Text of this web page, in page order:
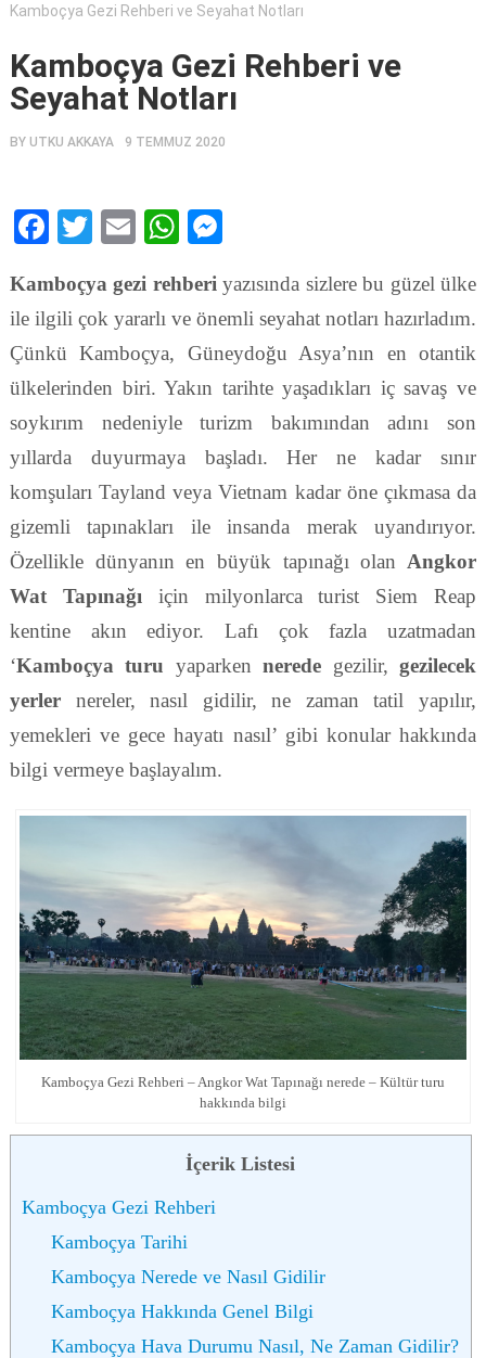
Kamboçya Gezi Rehberi ve Seyahat Notları
Kamboçya Gezi Rehberi ve
Seyahat Notları
BY UTKU AKKAYA 9 TEMMUZ 2020
Facebook
TwitterEmailWhatsApp
Kamboçya gezi rehberi yazısında sizlere bu güzel ülke
ile ilgili çok yararlı ve önemli seyahat notları hazırladım.
Çünkü Kamboçya, Güneydoğu Asya’nın en otantik
ülkelerinden biri. Yakın tarihte yaşadıkları iç savaş ve
soykırım nedeniyle turizm bakımından adını son
yıllarda duyurmaya başladı. Her ne kadar sınır
komşuları Tayland veya Vietnam kadar öne çıkmasa da
gizemli tapınakları ile insanda merak uyandırıyor.
Özellikle dünyanın en büyük tapınağı olan Angkor
Wat Tapınağı için milyonlarca turist Siem Reap
kentine akın ediyor. Lafı çok fazla uzatmadan
‘Kamboçya turu yaparkennerede gezilir,gezilecek
yerlernereler, nasıl gidilir, ne zaman tatil yapılır,
yemekleri ve gece hayatı nasıl’ gibi konular hakkında
bilgi vermeye başlayalım.
Kamboçya Gezi Rehberi – Angkor Wat Tapınağı nerede – Kültür turu
hakkında bilgi
İçerik Listesi
Kamboçya Gezi Rehberi
Kamboçya Tarihi
Kamboçya Nerede ve Nasıl Gidilir
Kamboçya Hakkında Genel Bilgi
Kamboçya Hava Durumu Nasıl, Ne Zaman Gidilir?